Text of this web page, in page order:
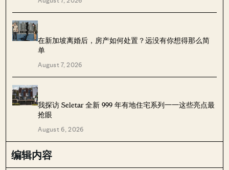
在新加坡离婚后，房产如何处置？远没有你想得那么简
单
August 7, 2026
我探访 Seletar 全新 999 年有地住宅系列——这些亮点最
抢眼
August 6, 2026
编辑内容